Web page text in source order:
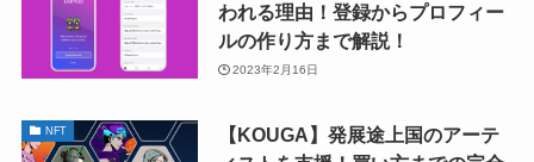
われる理由！登録からプロフィー
ルの作り方まで解説！
2023年2月16日
NFT
【KOUGA】発展途上国のアーテ